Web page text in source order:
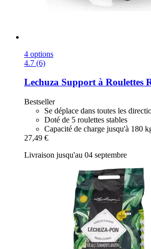
4 options
4.7 (6)
Lechuza Support à Roulettes
Bestseller
Se déplace dans toutes les
Doté de 5 roulettes stables
Capacité de charge jusqu'à 180
27,49 €
Livraison jusqu'au 04 septembre